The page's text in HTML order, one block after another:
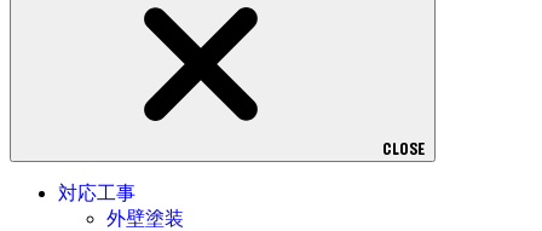
CLOSE
対応工事
外壁塗装